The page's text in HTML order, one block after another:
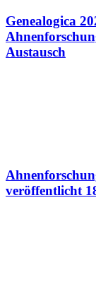
Genealogica
Austausch
veröffentlicht